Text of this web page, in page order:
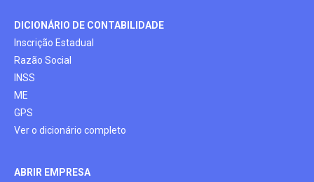
DICIONÁRIO DE CONTABILIDADE
Inscrição Estadual
Razão Social
INSS
ME
GPS
Ver o dicionário completo
ABRIR EMPRESA